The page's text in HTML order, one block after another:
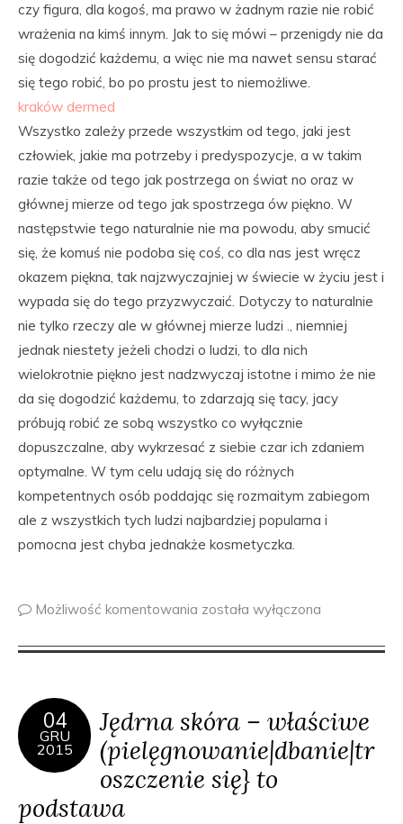
czy figura, dla kogoś, ma prawo w żadnym razie nie robić
wrażenia na kimś innym. Jak to się mówi – przenigdy nie da
się dogodzić każdemu, a więc nie ma nawet sensu starać
się tego robić, bo po prostu jest to niemożliwe.
kraków dermed
Wszystko zależy przede wszystkim od tego, jaki jest
człowiek, jakie ma potrzeby i predyspozycje, a w takim
razie także od tego jak postrzega on świat no oraz w
głównej mierze od tego jak spostrzega ów piękno. W
następstwie tego naturalnie nie ma powodu, aby smucić
się, że komuś nie podoba się coś, co dla nas jest wręcz
okazem piękna, tak najzwyczajniej w świecie w życiu jest i
wypada się do tego przyzwyczaić. Dotyczy to naturalnie
nie tylko rzeczy ale w głównej mierze ludzi ., niemniej
jednak niestety jeżeli chodzi o ludzi, to dla nich
wielokrotnie piękno jest nadzwyczaj istotne i mimo że nie
da się dogodzić każdemu, to zdarzają się tacy, jacy
próbują robić ze sobą wszystko co wyłącznie
dopuszczalne, aby wykrzesać z siebie czar ich zdaniem
optymalne. W tym celu udają się do różnych
kompetentnych osób poddając się rozmaitym zabiegom
ale z wszystkich tych ludzi najbardziej popularna i
pomocna jest chyba jednakże kosmetyczka.
Możliwość komentowania została wyłączona
04
GRU
2015
Jędrna skóra – właściwe
(pielęgnowanie|dbanie|tr
oszczenie się} to
podstawa